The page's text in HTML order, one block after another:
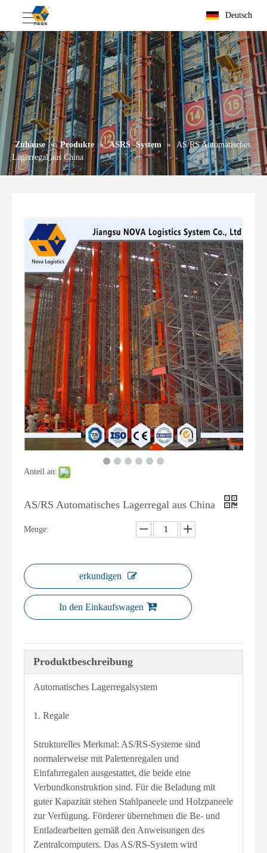
Deutsch
Zuhause » Produkte » ASRS -System » AS/RS Automatisches
Lagerregal aus China
Anteil an:
AS/RS Automatisches Lagerregal aus China
Menge:
erkundigen
In den Einkaufswagen
Produktbeschreibung
Automatisches Lagerregalsystem
1. Regale
Strukturelles Merkmal: AS/RS-Systeme sind
normalerweise mit Palettenregalen und
Einfahrregalen ausgestattet, die beide eine
Verbundkonstruktion sind. Für die Beladung mit
guter Kapazität stehen Stahlpaneele und Holzpaneele
zur Verfügung. Förderer übernehmen die Be- und
Entladearbeiten gemäß den Anweisungen des
Zentralcomputers. Das AS/RS-System wird